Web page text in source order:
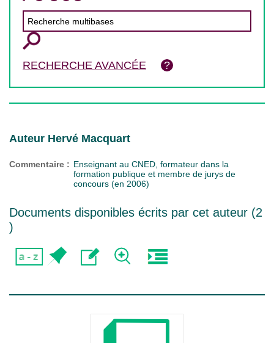
RECHERCHE AVANCÉE
Auteur Hervé Macquart
Commentaire : Enseignant au CNED, formateur dans la
formation publique et membre de jurys de
concours (en 2006)
Documents disponibles écrits par cet auteur (2
)